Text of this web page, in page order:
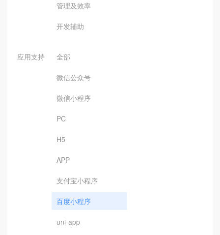
管理及效率
开发辅助
应用支持 全部
微信公众号
微信小程序
PC
H5
APP
支付宝小程序
百度小程序
uni-app